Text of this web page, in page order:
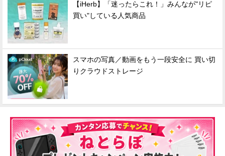
【iHerb】「迷ったらこれ！」みんなが"リピ
買い"している人気商品
スマホの写真／動画をもう一段安全に 買い切
りクラウドストレージ